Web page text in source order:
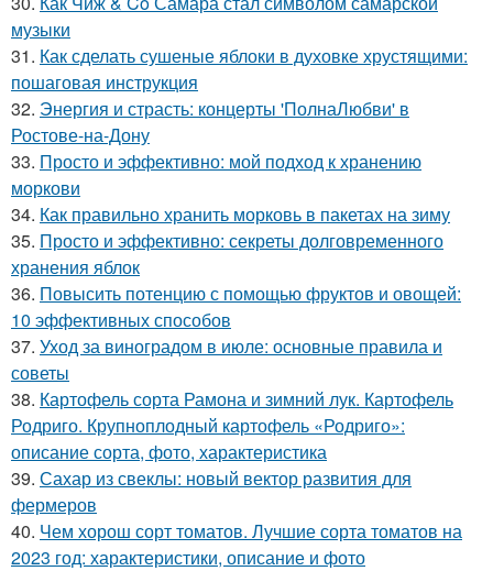
музыки
31. Как сделать сушеные яблоки в духовке хрустящими:
пошаговая инструкция
32. Энергия и страсть: концерты 'ПолнаЛюбви' в
Ростове-на-Дону
33. Просто и эффективно: мой подход к хранению
моркови
34. Как правильно хранить морковь в пакетах на зиму
35. Просто и эффективно: секреты долговременного
хранения яблок
36. Повысить потенцию с помощью фруктов и овощей:
10 эффективных способов
37. Уход за виноградом в июле: основные правила и
советы
38. Картофель сорта Рамона и зимний лук. Картофель
Родриго. Крупноплодный картофель «Родриго»:
описание сорта, фото, характеристика
39. Сахар из свеклы: новый вектор развития для
фермеров
40. Чем хорош сорт томатов. Лучшие сорта томатов на
2023 год: характеристики, описание и фото